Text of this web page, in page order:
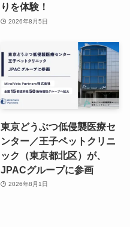
りを体験！
2026年8月5日
東京どうぶつ低侵襲医療セ
ンター／王子ペットクリニ
ック（東京都北区）が、
JPACグループに参画
2026年8月1日